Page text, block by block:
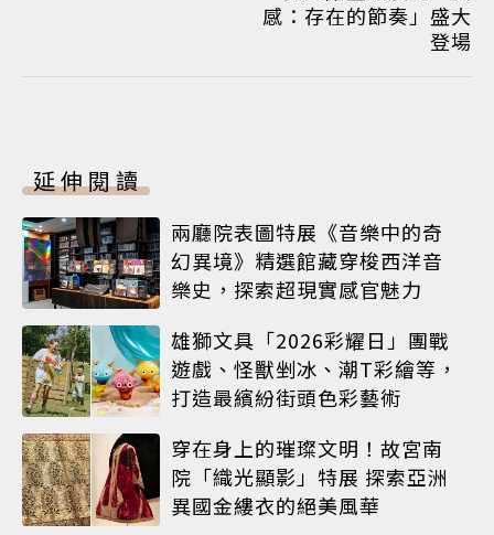
感：存在的節奏」盛大
登場
延伸閱讀
兩廳院表圖特展《音樂中的奇
幻異境》精選館藏穿梭西洋音
樂史，探索超現實感官魅力
雄獅文具「2026彩耀日」團戰
遊戲、怪獸剉冰、潮T彩繪等，
打造最繽紛街頭色彩藝術
穿在身上的璀璨文明！故宮南
院「織光顯影」特展 探索亞洲
異國金縷衣的絕美風華